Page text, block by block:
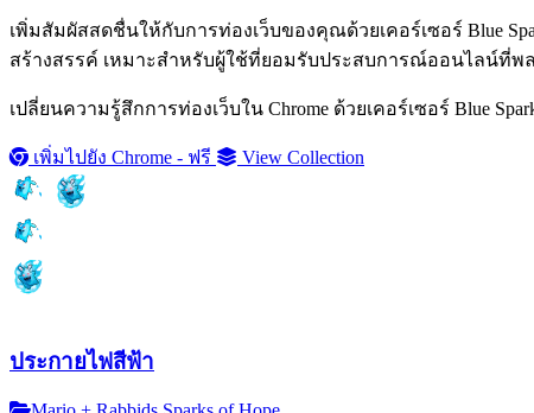
เพิ่มสัมผัสสดชื่นให้กับการท่องเว็บของคุณด้วยเคอร์เซอร์ Blue
สร้างสรรค์ เหมาะสำหรับผู้ใช้ที่ยอมรับประสบการณ์ออนไลน์ที่
เปลี่ยนความรู้สึกการท่องเว็บใน Chrome ด้วยเคอร์เซอร์ Blue
เพิ่มไปยัง Chrome - ฟรี View Collection
ประกายไฟสีฟ้า